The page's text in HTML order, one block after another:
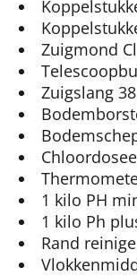
Zuigmond
Zuigslang
1 kilo PH
1 kilo Ph
Rand